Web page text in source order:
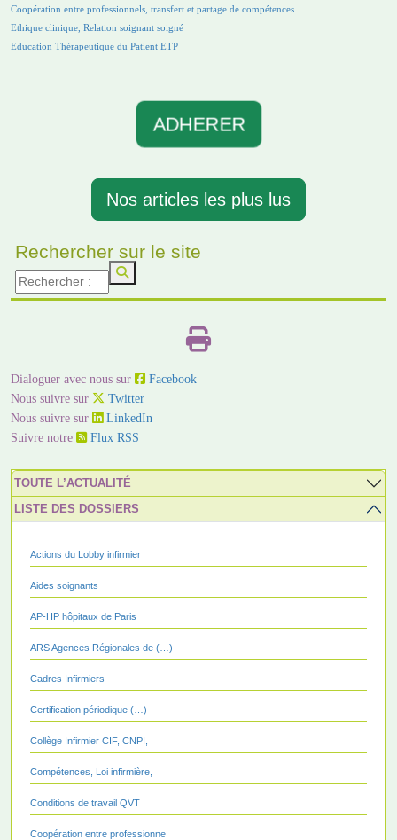
Coopération entre professionnels, transfert et partage de compétences
Ethique clinique, Relation soignant soigné
Education Thérapeutique du Patient ETP
ADHERER
Nos articles les plus lus
Rechercher sur le site
Dialoguer avec nous sur
Facebook
Nous suivre sur
Twitter
Nous suivre sur
LinkedIn
Suivre notre
Flux RSS
TOUTE L’ACTUALITÉ
LISTE DES DOSSIERS
Actions du Lobby infirmier
Aides soignants
AP-HP hôpitaux de Paris
ARS Agences Régionales de (…)
Cadres Infirmiers
Certification périodique (…)
Collège Infirmier CIF, CNPI,
Compétences, Loi infirmière,
Conditions de travail QVT
Coopération entre professionne